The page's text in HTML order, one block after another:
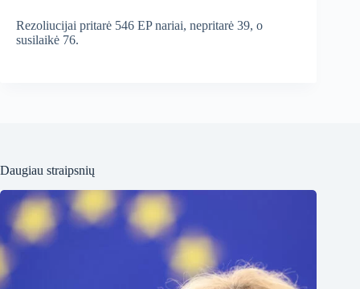
Rezoliucijai pritarė 546 EP nariai, nepritarė 39, o
susilaikė 76.
Daugiau straipsnių